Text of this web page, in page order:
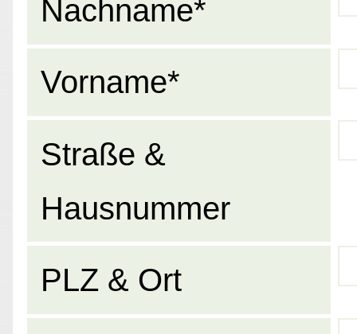
Nachname*
Vorname*
Straße &
Hausnummer
PLZ & Ort